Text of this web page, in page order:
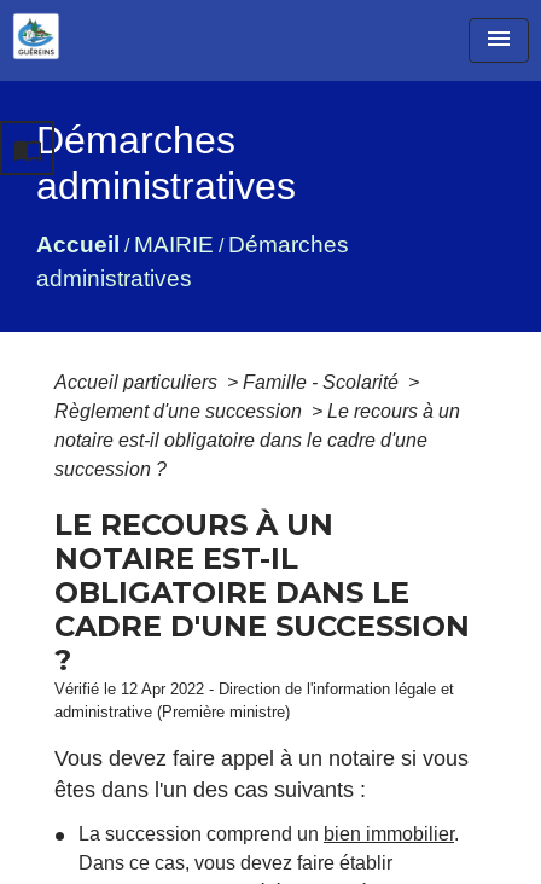
menu
Démarches
administratives
Accueil / MAIRIE / Démarches
administratives
import_contacts
Accueil particuliers > Famille - Scolarité >
Règlement d'une succession > Le recours à un
notaire est-il obligatoire dans le cadre d'une
succession ?
LE RECOURS À UN
NOTAIRE EST-IL
OBLIGATOIRE DANS LE
CADRE D'UNE SUCCESSION
?
Vérifié le 12 Apr 2022 - Direction de l'information légale et
administrative (Première ministre)
Vous devez faire appel à un notaire si vous
êtes dans l'un des cas suivants :
La succession comprend un bien immobilier.
Dans ce cas, vous devez faire établir